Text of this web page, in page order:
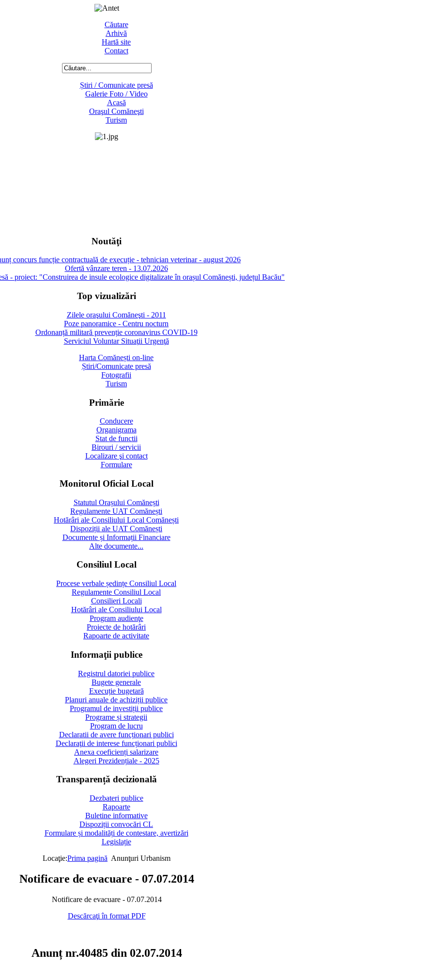
Căutare
Arhivă
Hartă site
Contact
Știri / Comunicate presă
Galerie Foto / Video
Acasă
Oraşul Comăneşti
Turism
Noutăţi
concurs funcție contractuală de execuție - tehnician veterinar - august 2026
Ofertă vânzare teren - 13.07.2026
- proiect: "Construirea de insule ecologice digitalizate în orașul Comănești, județul Bacău"
Top vizualizări
Zilele oraşului Comăneşti - 2011
Poze panoramice - Centru nocturn
Ordonanță militară prevenție coronavirus COVID-19
Serviciul Voluntar Situaţii Urgenţă
Harta Comănești on-line
Știri/Comunicate presă
Fotografii
Turism
Primărie
Conducere
Organigrama
Stat de functii
Birouri / servicii
Localizare şi contact
Formulare
Monitorul Oficial Local
Statutul Orașului Comănești
Regulamente UAT Comănești
Hotărâri ale Consiliului Local Comănești
Dispoziții ale UAT Comănești
Documente și Informații Financiare
Alte documente...
Consiliul Local
Procese verbale ședințe Consiliul Local
Regulamente Consiliul Local
Consilieri Locali
Hotărâri ale Consiliului Local
Program audienţe
Proiecte de hotărâri
Rapoarte de activitate
Informaţii publice
Registrul datoriei publice
Bugete generale
Execuție bugetară
Planuri anuale de achiziții publice
Programul de investiții publice
Programe și strategii
Program de lucru
Declaratii de avere funcționari publici
Declaraţii de interese funcționari publici
Anexa coeficienți salarizare
Alegeri Prezidențiale - 2025
Transparență decizională
Dezbateri publice
Rapoarte
Buletine informative
Dispoziții convocări CL
Formulare și modalități de contestare, avertizări
Legislație
Locaţie:Prima pagină Anunţuri Urbanism
Notificare de evacuare - 07.07.2014
Notificare de evacuare - 07.07.2014
Descărcaţi în format PDF
Anunț nr.40485 din 02.07.2014